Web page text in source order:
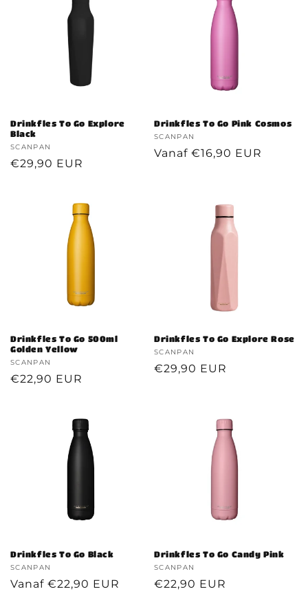
Drinkfles To Go Explore
Black
Verkoper:
SCANPAN
Normale
€29,90 EUR
Drinkfles To Go Pink Cosmos
Verkoper:
SCANPAN
Normale
Vanaf €16,90 EUR
Drinkfles To Go 500ml
Golden Yellow
Verkoper:
SCANPAN
Normale
€22,90 EUR
Drinkfles To Go Explore Rose
Verkoper:
SCANPAN
Normale
€29,90 EUR
Drinkfles To Go Black
Verkoper:
SCANPAN
Normale
Vanaf €22,90 EUR
Drinkfles To Go Candy Pink
Verkoper:
SCANPAN
Normale
€22,90 EUR